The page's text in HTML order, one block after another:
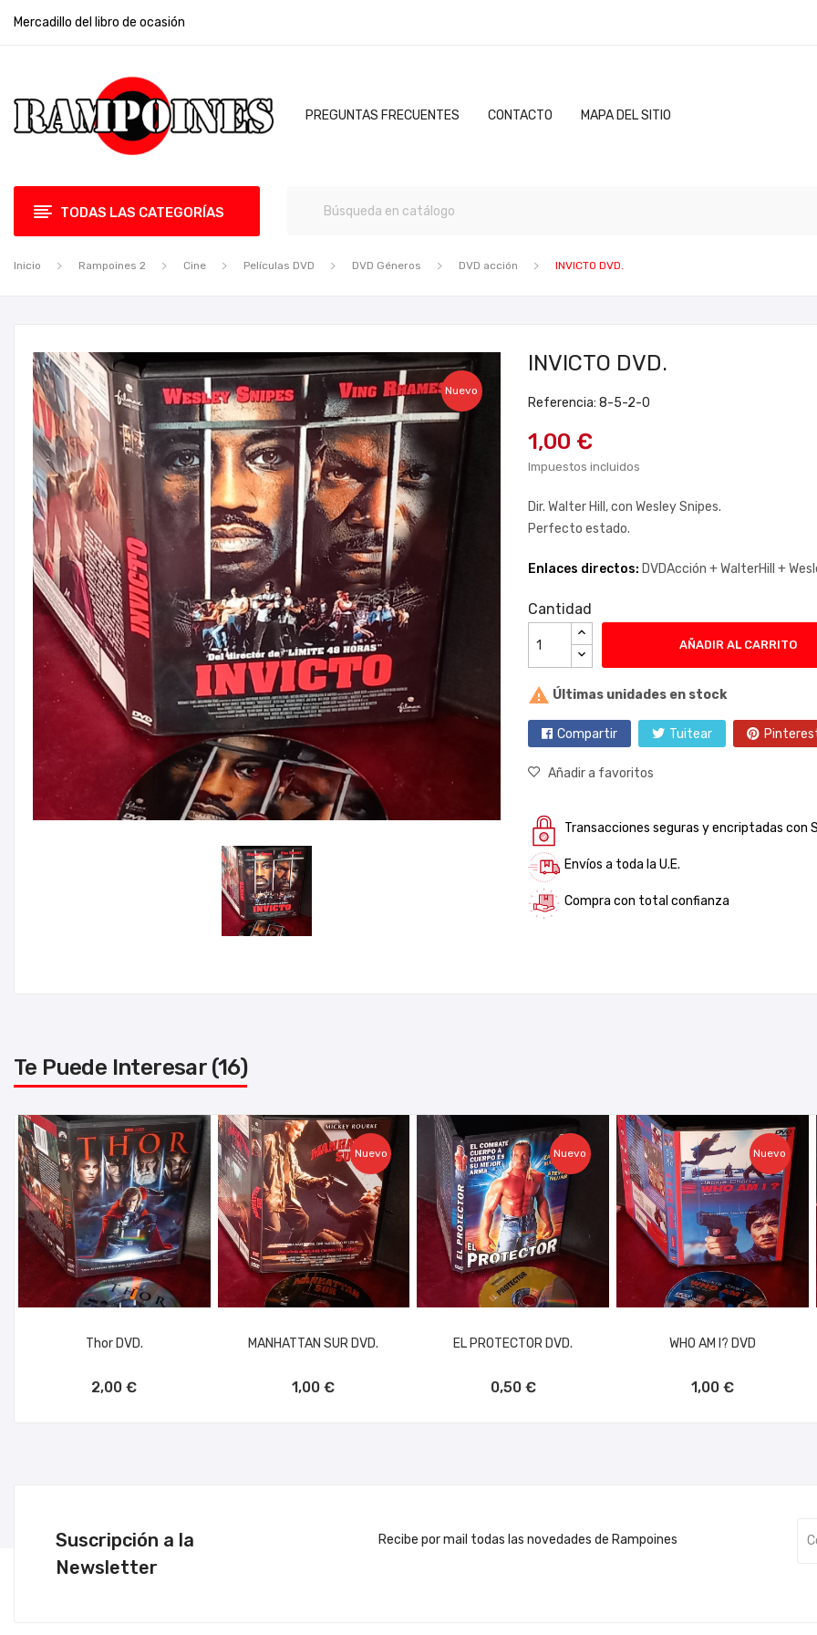
Mercadillo del libro de ocasión
PREGUNTAS FRECUENTES CONTACTO MAPA DEL SITIO
TODAS LAS CATEGORÍAS
Inicio Rampoines 2 Cine Películas DVD DVD Géneros DVD acción INVICTO DVD.
Nuevo
INVICTO DVD.
Referencia: 8-5-2-0
1,00 €
Impuestos incluidos
Dir. Walter Hill, con Wesley Snipes.
Perfecto estado.
Enlaces directos: DVDAcción +WalterHill +
Cantidad
AÑADIR AL CARRITO
 Últimas unidades en stock
Compartir Tuitear
Añadir a favoritos
Transacciones seguras y encriptadas con
Envíos a toda la U.E.
Compra con total confianza
Te Puede Interesar (16)
Thor DVD.
2,00 €
Nuevo
MANHATTAN SUR DVD.
1,00 €
Nuevo
EL PROTECTOR DVD.
0,50 €
Nuevo
WHO AM I? DVD
1,00 €
Suscripción a la
Newsletter
Recibe por mail todas las novedades de Rampoines